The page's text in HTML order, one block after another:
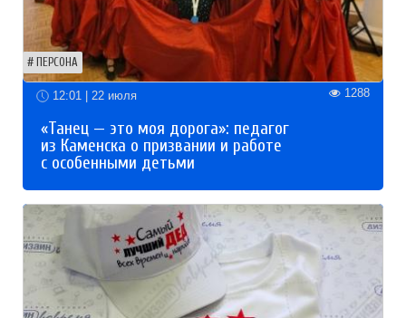
ПЕРСОНА
12:01 | 22 июля 1288
«Танец — это моя дорога»: педагог
из Каменска о призвании и работе
с особенными детьми